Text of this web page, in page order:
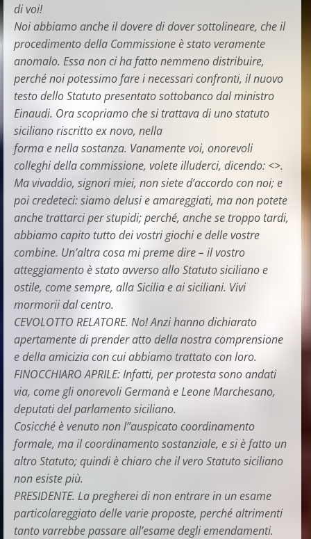
di voi!
Noi abbiamo anche il dovere di dover sottolineare, che il
procedimento della Commissione è stato veramente
anomalo. Essa non ci ha fatto nemmeno distribuire,
perché noi potessimo fare i necessari confronti, il nuovo
testo dello Statuto presentato sottobanco dal ministro
Einaudi. Ora scopriamo che si trattava di uno statuto
siciliano riscritto ex novo, nella
forma e nella sostanza. Vanamente voi, onorevoli
colleghi della commissione, volete illuderci, dicendo: <>.
Ma vivaddio, signori miei, non siete d’accordo con noi; e
poi credeteci: siamo delusi e amareggiati, ma non potete
anche trattarci per stupidi; perché, anche se troppo tardi,
abbiamo capito tutto dei vostri giochi e delle vostre
combine. Un’altra cosa mi preme dire – il vostro
atteggiamento è stato avverso allo Statuto siciliano e
ostile, come sempre, alla Sicilia e ai siciliani. Vivi
mormorii dal centro.
CEVOLOTTO RELATORE. No! Anzi hanno dichiarato
apertamente di prender atto della nostra comprensione
e della amicizia con cui abbiamo trattato con loro.
FINOCCHIARO APRILE: Infatti, per protesta sono andati
via, come gli onorevoli Germanà e Leone Marchesano,
deputati del parlamento siciliano.
Cosicché è venuto non l’’auspicato coordinamento
formale, ma il coordinamento sostanziale, e si è fatto un
altro Statuto; quindi è chiaro che il vero Statuto siciliano
non esiste più.
PRESIDENTE. La pregherei di non entrare in un esame
particolareggiato delle varie proposte, perché altrimenti
tanto varrebbe passare all’esame degli emendamenti.